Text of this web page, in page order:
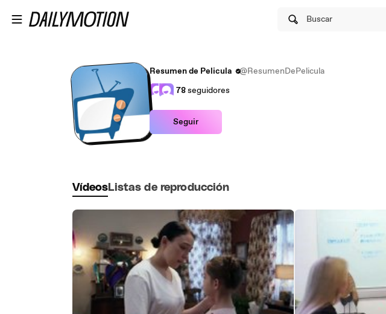
Buscar
Resumen de Pelicula
@ResumenDePelicula
78seguidores
Seguir
Vídeos Listas de reproducción